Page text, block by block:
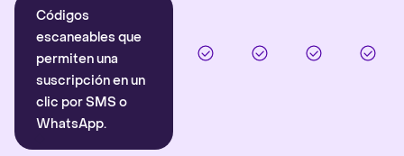
Códigos
escaneables que
permiten una
suscripción en un
clic por SMS o
WhatsApp.